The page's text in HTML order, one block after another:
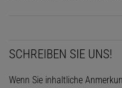
SCHREIBEN SIE UNS!
Wenn Sie inhaltliche